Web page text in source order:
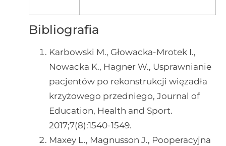
Bibliografia
Karbowski M., Głowacka-Mrotek I.,
Nowacka K., Hagner W., Usprawnianie
pacjentów po rekonstrukcji więzadła
krzyżowego przedniego, Journal of
Education, Health and Sport.
2017;7(8):1540-1549.
Maxey L., Magnusson J., Pooperacyjna